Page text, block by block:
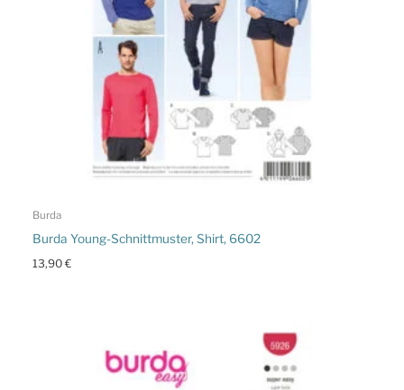
Burda
Burda Young-Schnittmuster, Shirt, 6602
13,90€